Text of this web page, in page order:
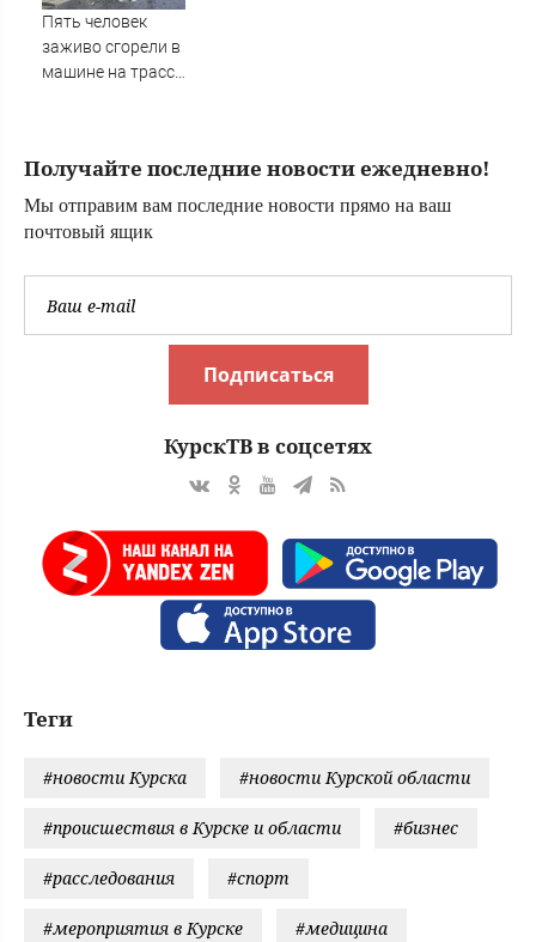
Пять человек
заживо сгорели в
машине на трассе
Получайте последние новости ежедневно!
Мы отправим вам последние новости прямо на ваш
почтовый ящик
Подписаться
КурскТВ в соцсетях
Теги
#новости Курска #новости Курской области
#происшествия в Курске и области #бизнес
#расследования #спорт
#мероприятия в Курске #медицина